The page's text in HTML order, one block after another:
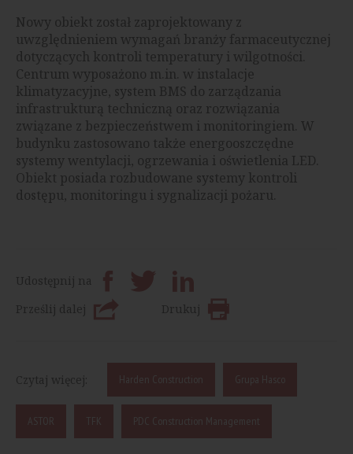
Nowy obiekt został zaprojektowany z
uwzględnieniem wymagań branży farmaceutycznej
dotyczących kontroli temperatury i wilgotności.
Centrum wyposażono m.in. w instalacje
klimatyzacyjne, system BMS do zarządzania
infrastrukturą techniczną oraz rozwiązania
związane z bezpieczeństwem i monitoringiem. W
budynku zastosowano także energooszczędne
systemy wentylacji, ogrzewania i oświetlenia LED.
Obiekt posiada rozbudowane systemy kontroli
dostępu, monitoringu i sygnalizacji pożaru.
Udostępnij na
Prześlij dalej
Drukuj
Czytaj więcej: Harden Construction Grupa Hasco
ASTOR TFK PDC Construction Management